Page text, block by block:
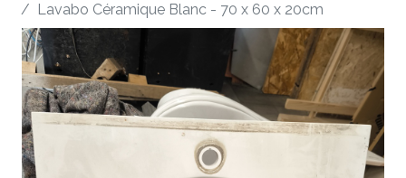
Lavabo Céramique Blanc - 70 x 60 x 20cm